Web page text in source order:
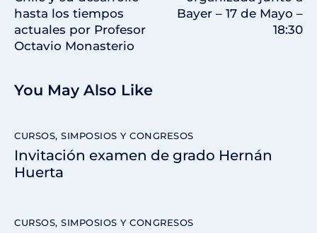
hasta los tiempos
actuales por Profesor
Octavio Monasterio
Bayer – 17 de Mayo –
18:30
You May Also Like
CURSOS, SIMPOSIOS Y CONGRESOS
Invitación examen de grado Hernán
Huerta
CURSOS, SIMPOSIOS Y CONGRESOS